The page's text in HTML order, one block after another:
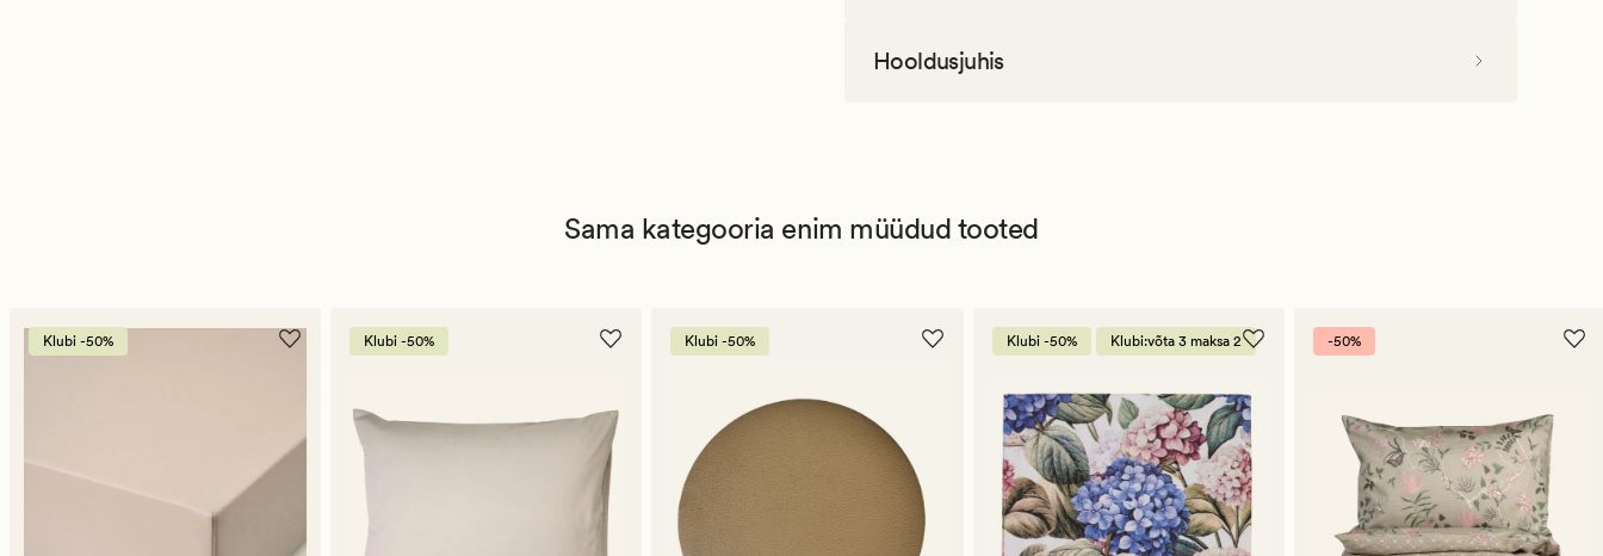
Hooldusjuhis
Sama kategooria enim müüdud tooted
Klubi -50% Klubi -50% Klubi -50% Klubi -50% Klubi:võta 3 maksa 2 -50%